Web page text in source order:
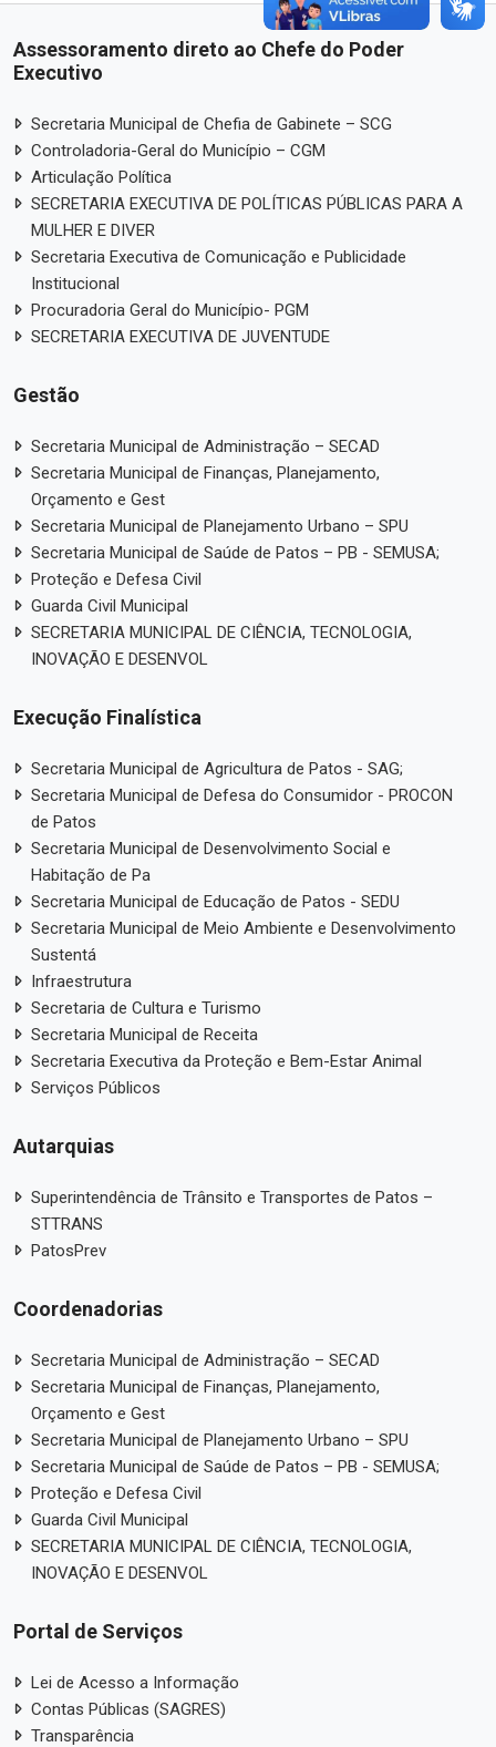
Assessoramento direto ao Chefe do Poder
Executivo
Secretaria Municipal de Chefia de Gabinete – SCG
Controladoria-Geral do Município – CGM
Articulação Política
SECRETARIA EXECUTIVA DE POLÍTICAS PÚBLICAS PARA A
MULHER E DIVER
Secretaria Executiva de Comunicação e Publicidade
Institucional
Procuradoria Geral do Município- PGM
SECRETARIA EXECUTIVA DE JUVENTUDE
Gestão
Secretaria Municipal de Administração – SECAD
Secretaria Municipal de Finanças, Planejamento,
Orçamento e Gest
Secretaria Municipal de Planejamento Urbano – SPU
Secretaria Municipal de Saúde de Patos – PB - SEMUSA;
Proteção e Defesa Civil
Guarda Civil Municipal
SECRETARIA MUNICIPAL DE CIÊNCIA, TECNOLOGIA,
INOVAÇÃO E DESENVOL
Execução Finalística
Secretaria Municipal de Agricultura de Patos - SAG;
Secretaria Municipal de Defesa do Consumidor - PROCON
de Patos
Secretaria Municipal de Desenvolvimento Social e
Habitação de Pa
Secretaria Municipal de Educação de Patos - SEDU
Secretaria Municipal de Meio Ambiente e Desenvolvimento
Sustentá
Infraestrutura
Secretaria de Cultura e Turismo
Secretaria Municipal de Receita
Secretaria Executiva da Proteção e Bem-Estar Animal
Serviços Públicos
Autarquias
Superintendência de Trânsito e Transportes de Patos –
STTRANS
PatosPrev
Coordenadorias
Secretaria Municipal de Administração – SECAD
Secretaria Municipal de Finanças, Planejamento,
Orçamento e Gest
Secretaria Municipal de Planejamento Urbano – SPU
Secretaria Municipal de Saúde de Patos – PB - SEMUSA;
Proteção e Defesa Civil
Guarda Civil Municipal
SECRETARIA MUNICIPAL DE CIÊNCIA, TECNOLOGIA,
INOVAÇÃO E DESENVOL
Portal de Serviços
Lei de Acesso a Informação
Contas Públicas (SAGRES)
Transparência